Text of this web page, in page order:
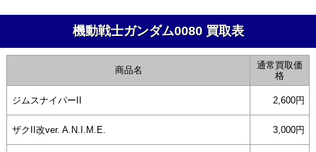
機動戦士ガンダム0080 買取表
商品名
通常買取価
格
ジムスナイパーII 2,600円
ザクII改ver. A.N.I.M.E. 3,000円